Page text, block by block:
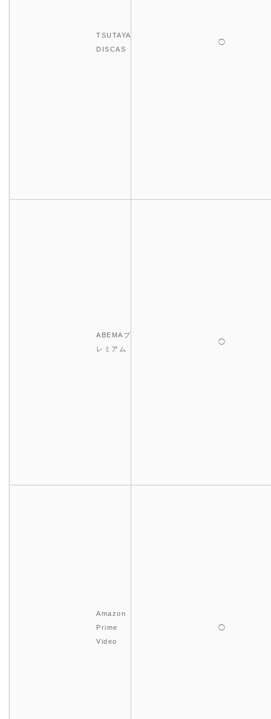
TSUTAYA
DISCAS
◯
ABEMAプ
レミアム
◯
Amazon
Prime
Video
◯